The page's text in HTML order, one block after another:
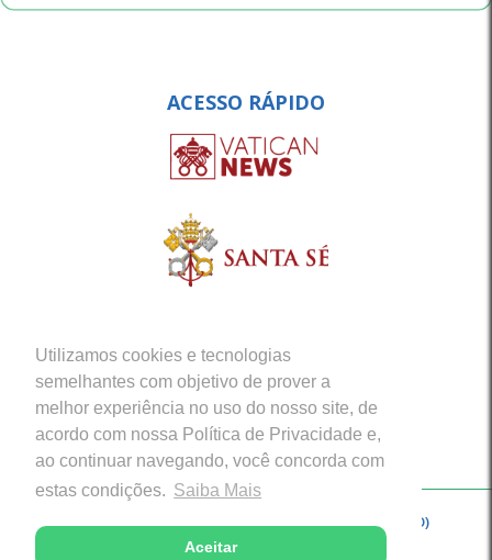
Utilizamos cookies e tecnologias
semelhantes com objetivo de prover a
melhor experiência no uso do nosso site, de
acordo com nossa Política de Privacidade e,
ao continuar navegando, você concorda com
estas condições. Saiba Mais
Aceitar
ACESSO RÁPIDO
Copyright © 2026 - Arquidiocese de Porto Velho (RO)
Desenvolvido com excelência por